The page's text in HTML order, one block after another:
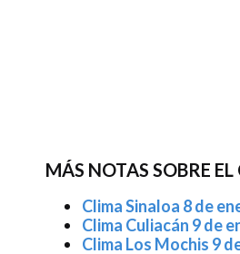
MÁS NOTAS SOBRE
Clima Sinaloa 8 de
Clima Culiacán 9 de
Clima Los Mochis 9